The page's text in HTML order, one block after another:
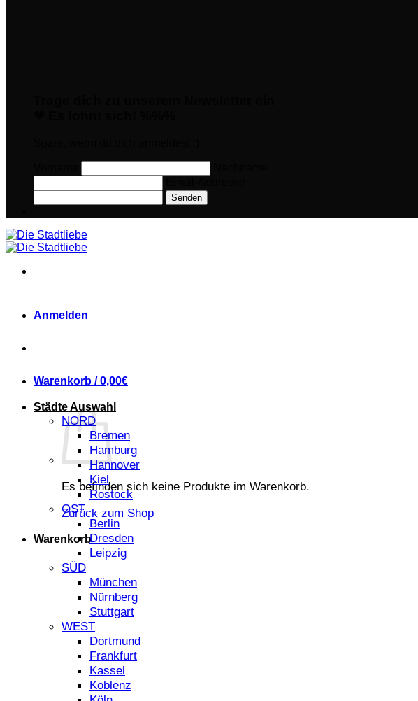
Senden
Anmelden
Warenkorb /0,00€
Es befinden sich keine Produkte im Warenkorb.
Zurück zum Shop
Warenkorb
Städte Auswahl
NORD
Bremen
Hamburg
Hannover
Kiel
Rostock
OST
Berlin
Dresden
Leipzig
SÜD
München
Nürnberg
Stuttgart
WEST
Dortmund
Frankfurt
Kassel
Koblenz